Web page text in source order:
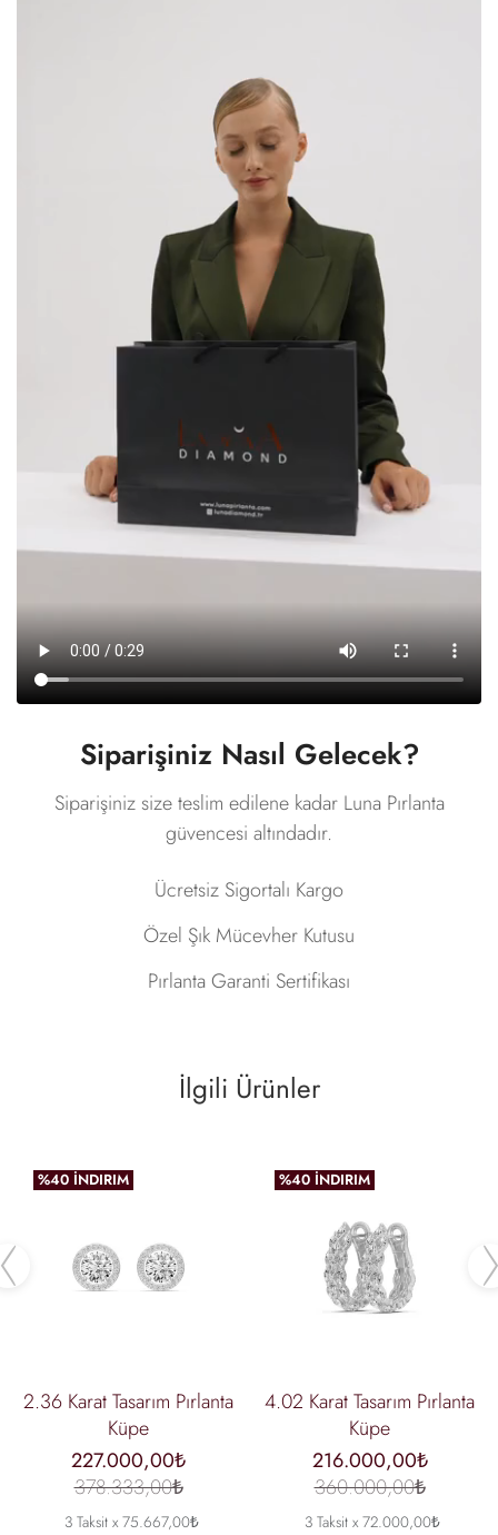
Siparişiniz Nasıl Gelecek?
Siparişiniz size teslim edilene kadar Luna Pırlanta
güvencesi altındadır.
Ücretsiz Sigortalı Kargo
Özel Şık Mücevher Kutusu
Pırlanta Garanti Sertifikası
İlgili Ürünler
Previous
%40 İNDIRIM
2.36 Karat Tasarım Pırlanta
Küpe
227.000,00₺
378.333,00₺
3 Taksit x 75.667,00₺
%40 İNDIRIM
4.02 Karat Tasarım Pırlanta
Küpe
216.000,00₺
360.000,00₺
3 Taksit x 72.000,00₺